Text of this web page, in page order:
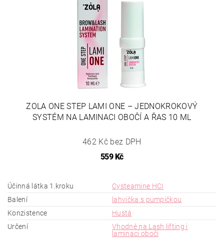
ZOLA ONE STEP LAMI ONE – JEDNOKROKOVÝ
SYSTÉM NA LAMINACI OBOČÍ A ŘAS 10 ML
462 Kč bez DPH
559 Kč
Účinná látka 1.kroku
Cysteamine HCI
Balení
lahvička s pumpičkou
Konzistence
Hustá
Určení
Vhodné na Lash lifting i
laminaci obočí